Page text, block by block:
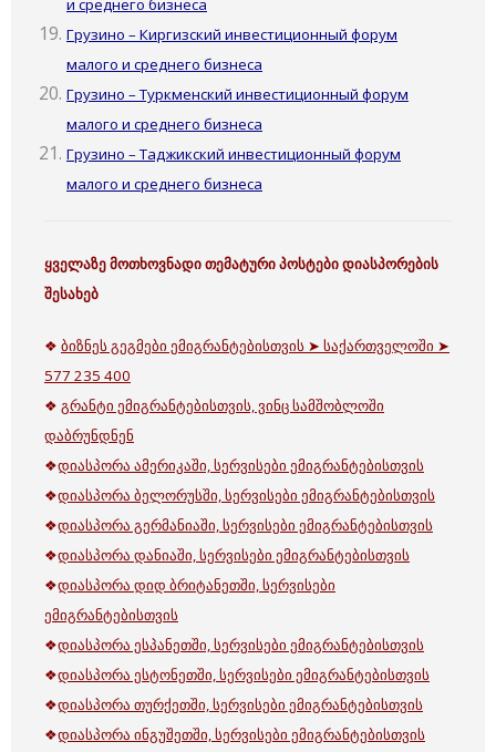
и среднего бизнеса
Грузино – Киргизский инвестиционный форум
малого и среднего бизнеса
Грузино – Туркменский инвестиционный форум
малого и среднего бизнеса
Грузино – Таджикский инвестиционный форум
малого и среднего бизнеса
ყველაზე მოთხოვნადი თემატური პოსტები დიასპორების
შესახებ
❖ ბიზნეს გეგმები ემიგრანტებისთვის ➤ საქართველოში ➤
577 235 400
❖ გრანტი ემიგრანტებისთვის, ვინც სამშობლოში
დაბრუნდნენ
❖დიასპორა ამერიკაში, სერვისები ემიგრანტებისთვის
❖დიასპორა ბელორუსში, სერვისები ემიგრანტებისთვის
❖დიასპორა გერმანიაში, სერვისები ემიგრანტებისთვის
❖დიასპორა დანიაში, სერვისები ემიგრანტებისთვის
❖დიასპორა დიდ ბრიტანეთში, სერვისები
ემიგრანტებისთვის
❖დიასპორა ესპანეთში, სერვისები ემიგრანტებისთვის
❖დიასპორა ესტონეთში, სერვისები ემიგრანტებისთვის
❖დიასპორა თურქეთში, სერვისები ემიგრანტებისთვის
❖დიასპორა ინგუშეთში, სერვისები ემიგრანტებისთვის